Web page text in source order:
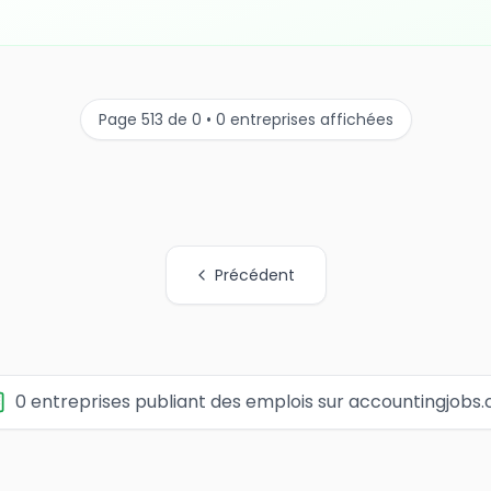
Page 513 de 0 • 0 entreprises affichées
Précédent
0 entreprises publiant des emplois sur